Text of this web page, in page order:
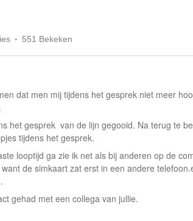
551 Bekeken
dat men mij tijdens het gesprek niet meer
het gesprek van de lijn gegooid. Na terug te
tijdens het gesprek.
looptijd ga zie ik net als bij anderen op de
de simkaart zat erst in een andere
gehad met een collega van jullie.